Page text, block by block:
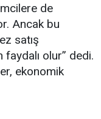
de
Ancak bu
satış
olur” dedi.
ekonomik